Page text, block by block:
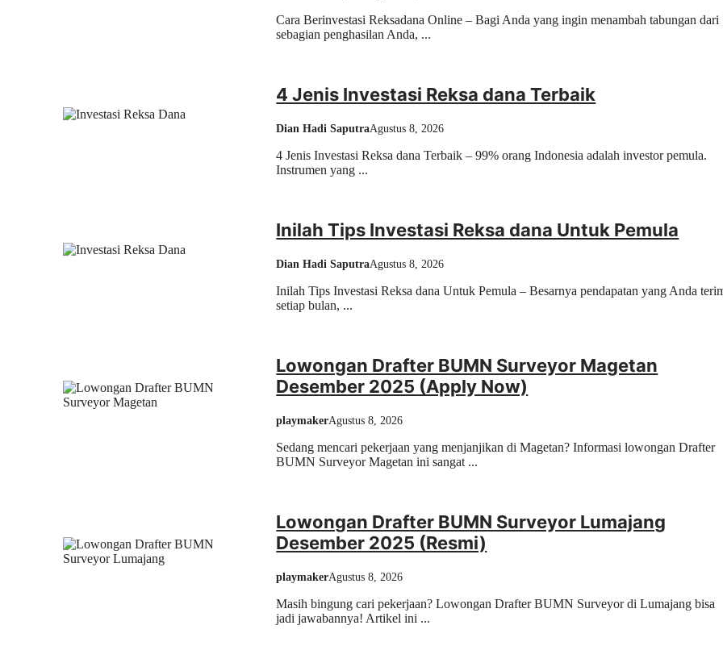
Cara Berinvestasi Reksadana Online – Bagi Anda yang ingin menambah tabungan dari
sebagian penghasilan Anda, ...
4 Jenis Investasi Reksa dana Terbaik
Dian Hadi SaputraAgustus 8, 2026
4 Jenis Investasi Reksa dana Terbaik – 99% orang Indonesia adalah investor pemula.
Instrumen yang ...
Inilah Tips Investasi Reksa dana Untuk Pemula
Dian Hadi SaputraAgustus 8, 2026
Inilah Tips Investasi Reksa dana Untuk Pemula – Besarnya pendapatan yang Anda
setiap bulan, ...
Lowongan Drafter BUMN Surveyor Magetan
Desember 2025 (Apply Now)
playmakerAgustus 8, 2026
Sedang mencari pekerjaan yang menjanjikan di Magetan? Informasi lowongan Drafter
BUMN Surveyor Magetan ini sangat ...
Lowongan Drafter BUMN Surveyor Lumajang
Desember 2025 (Resmi)
playmakerAgustus 8, 2026
Masih bingung cari pekerjaan? Lowongan Drafter BUMN Surveyor di Lumajang bisa
jadi jawabannya! Artikel ini ...